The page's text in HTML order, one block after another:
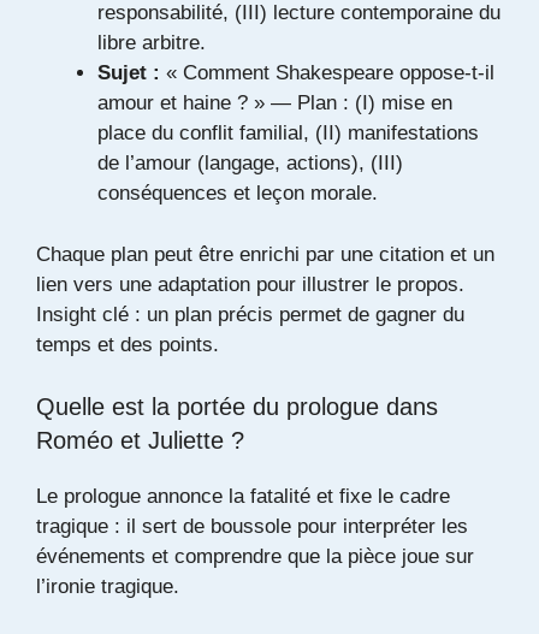
responsabilité, (III) lecture contemporaine du
libre arbitre.
Sujet : « Comment Shakespeare oppose-t-il
amour et haine ? » — Plan : (I) mise en
place du conflit familial, (II) manifestations
de l’amour (langage, actions), (III)
conséquences et leçon morale.
Chaque plan peut être enrichi par une citation et un
lien vers une adaptation pour illustrer le propos.
Insight clé : un plan précis permet de gagner du
temps et des points.
Quelle est la portée du prologue dans
Roméo et Juliette ?
Le prologue annonce la fatalité et fixe le cadre
tragique : il sert de boussole pour interpréter les
événements et comprendre que la pièce joue sur
l’ironie tragique.